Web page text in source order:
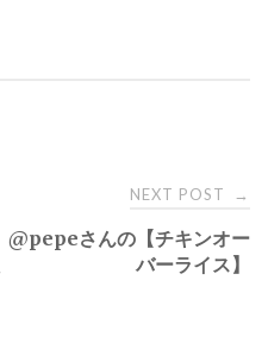
NEXT POST →
@pepeさんの【チキンオー
バーライス】